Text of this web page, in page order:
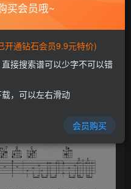
无购买权限，请先开通会员
员
买会员哦~
开通钻石会员9.9元特价)
接搜索谱可以少字不可以错
，可以左右滑动
会员购买